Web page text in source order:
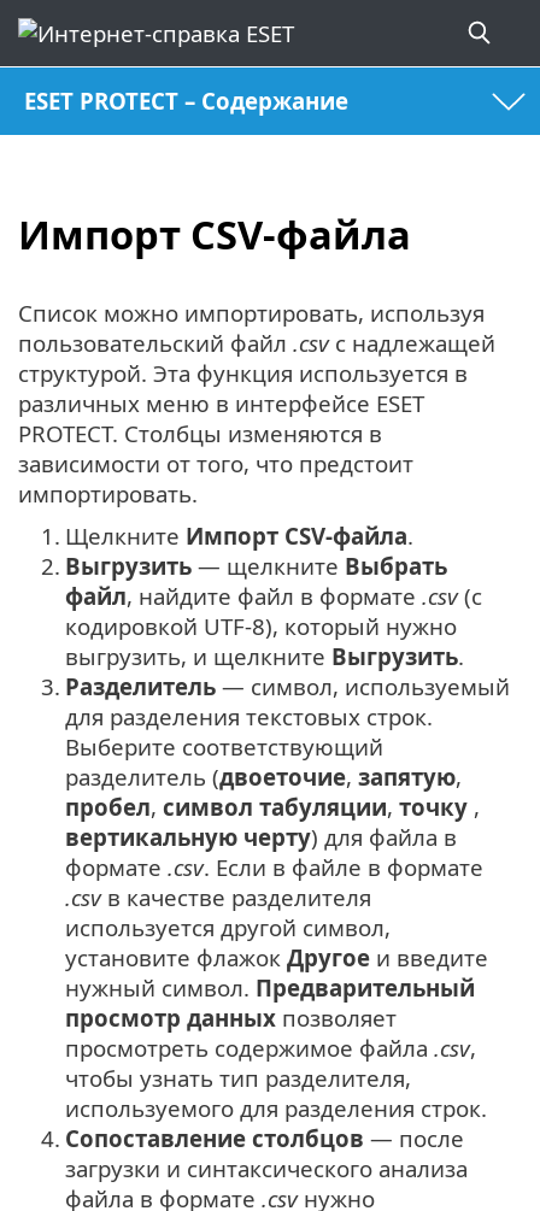
ESET PROTECT – Содержание
Импорт CSV-файла
Список можно импортировать, используя
пользовательский файл .csv с надлежащей
структурой. Эта функция используется в
различных меню в интерфейсе ESET
PROTECT. Столбцы изменяются в
зависимости от того, что предстоит
импортировать.
1. Щелкните Импорт CSV-файла.
2. Выгрузить — щелкните Выбрать
файл, найдите файл в формате .csv(с
кодировкой UTF-8), который нужно
выгрузить, и щелкните Выгрузить.
3. Разделитель — символ, используемый
для разделения текстовых строк.
Выберите соответствующий
разделитель (двоеточие, запятую,
пробел, символ табуляции, точку ,
вертикальную черту) для файла в
формате .csv. Если в файле в формате
.csvв качестве разделителя
используется другой символ,
установите флажок Другое и введите
нужный символ. Предварительный
просмотр данных позволяет
просмотреть содержимое файла .csv,
чтобы узнать тип разделителя,
используемого для разделения строк.
4. Сопоставление столбцов — после
загрузки и синтаксического анализа
файла в формате .csvнужно